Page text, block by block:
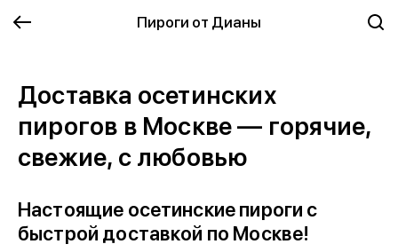
Пироги от Дианы
Доставка осетинских
пирогов в Москве — горячие,
свежие, с любовью
Настоящие осетинские пироги с
быстрой доставкой по Москве!